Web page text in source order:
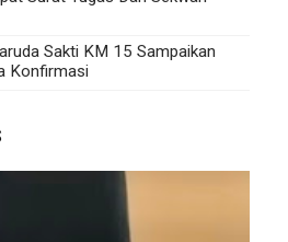
Sakti KM 15 Sampaikan
Konfirmasi